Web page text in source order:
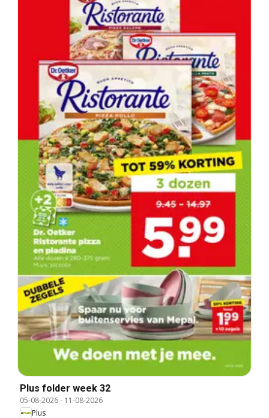
Plus folder week 32
05-08-2026- 11-08-2026
Plus